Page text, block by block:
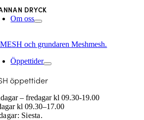
DRYCK
Om oss
och grundaren Meshmesh.
Öppettider
öppettider
– fredagar kl 09.30-19.00
kl 09.30–17.00
Siesta.